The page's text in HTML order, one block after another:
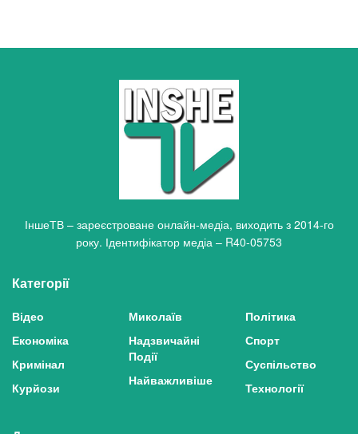
ІншеТВ – зареєстроване онлайн-медіа, виходить з 2014-го
року. Ідентифікатор медіа – R40-05753
Категорії
Відео
Економіка
Кримінал
Курйози
Миколаїв
Надзвичайні
Події
Найважливіше
Політика
Спорт
Суспільство
Технології